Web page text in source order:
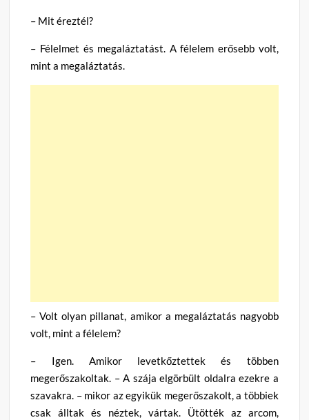
– Mit éreztél?
– Félelmet és megaláztatást. A félelem erősebb volt,
mint a megaláztatás.
– Volt olyan pillanat, amikor a megaláztatás nagyobb
volt, mint a félelem?
– Igen. Amikor levetkőztettek és többen
megerőszakoltak. – A szája elgörbült oldalra ezekre a
szavakra. – mikor az egyikük megerőszakolt, a többiek
csak álltak és néztek, vártak. Ütötték az arcom,